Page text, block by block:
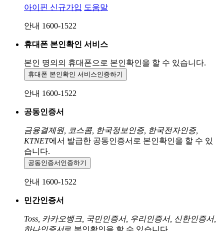
아이핀 신규가입 도움말
안내 1600-1522
휴대폰 본인확인 서비스
본인 명의의 휴대폰으로 본인확인을 할 수 있습니다.
휴대폰 본인확인 서비스인증하기
안내 1600-1522
공동인증서
금융결제원, 코스콤, 한국정보인증, 한국전자인증,
KTNET에서 발급한 공동인증서로 본인확인을 할 수 있
습니다.
공동인증서 인증하기
안내 1600-1522
민간인증서
Toss, 카카오뱅크, 국민인증서, 우리인증서, 신한인증서,